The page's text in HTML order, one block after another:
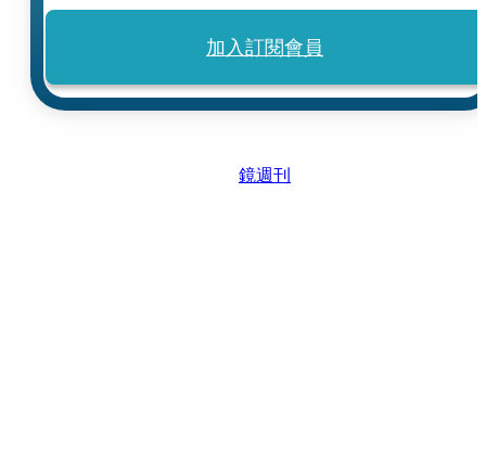
加入訂閱會員
鏡週刊